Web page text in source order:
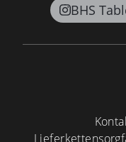
BHS